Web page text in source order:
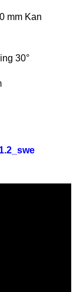
mm Kan
30°